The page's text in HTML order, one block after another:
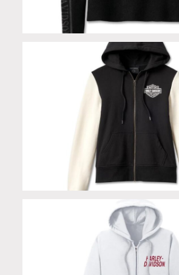
Maglione black con scritta sulle
Felpa con zip black white in edizione